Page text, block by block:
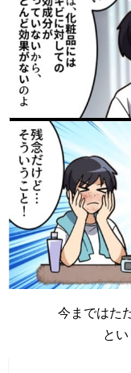
今まではた
と